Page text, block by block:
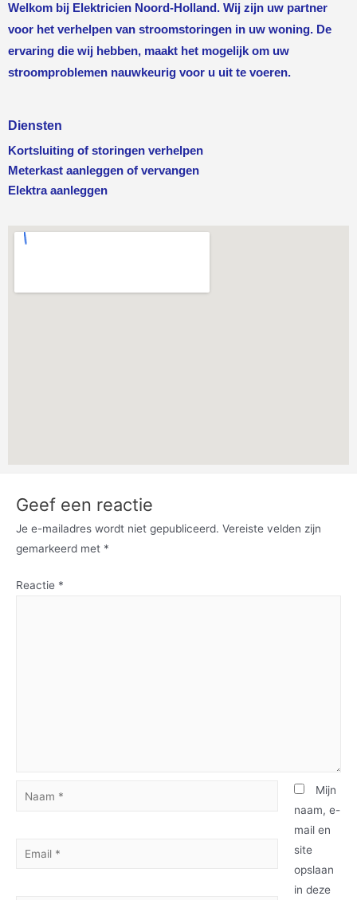
Welkom bij Elektricien Noord-Holland. Wij zijn uw partner
voor het verhelpen van stroomstoringen in uw woning. De
ervaring die wij hebben, maakt het mogelijk om uw
stroomproblemen nauwkeurig voor u uit te voeren.
Diensten
Kortsluiting of storingen verhelpen
Meterkast aanleggen of vervangen
Elektra aanleggen
Geef een reactie
Je e-mailadres wordt niet gepubliceerd. Vereiste velden zijn
gemarkeerd met *
Reactie *
Mijn
naam, e-
mail en
site
opslaan
in deze